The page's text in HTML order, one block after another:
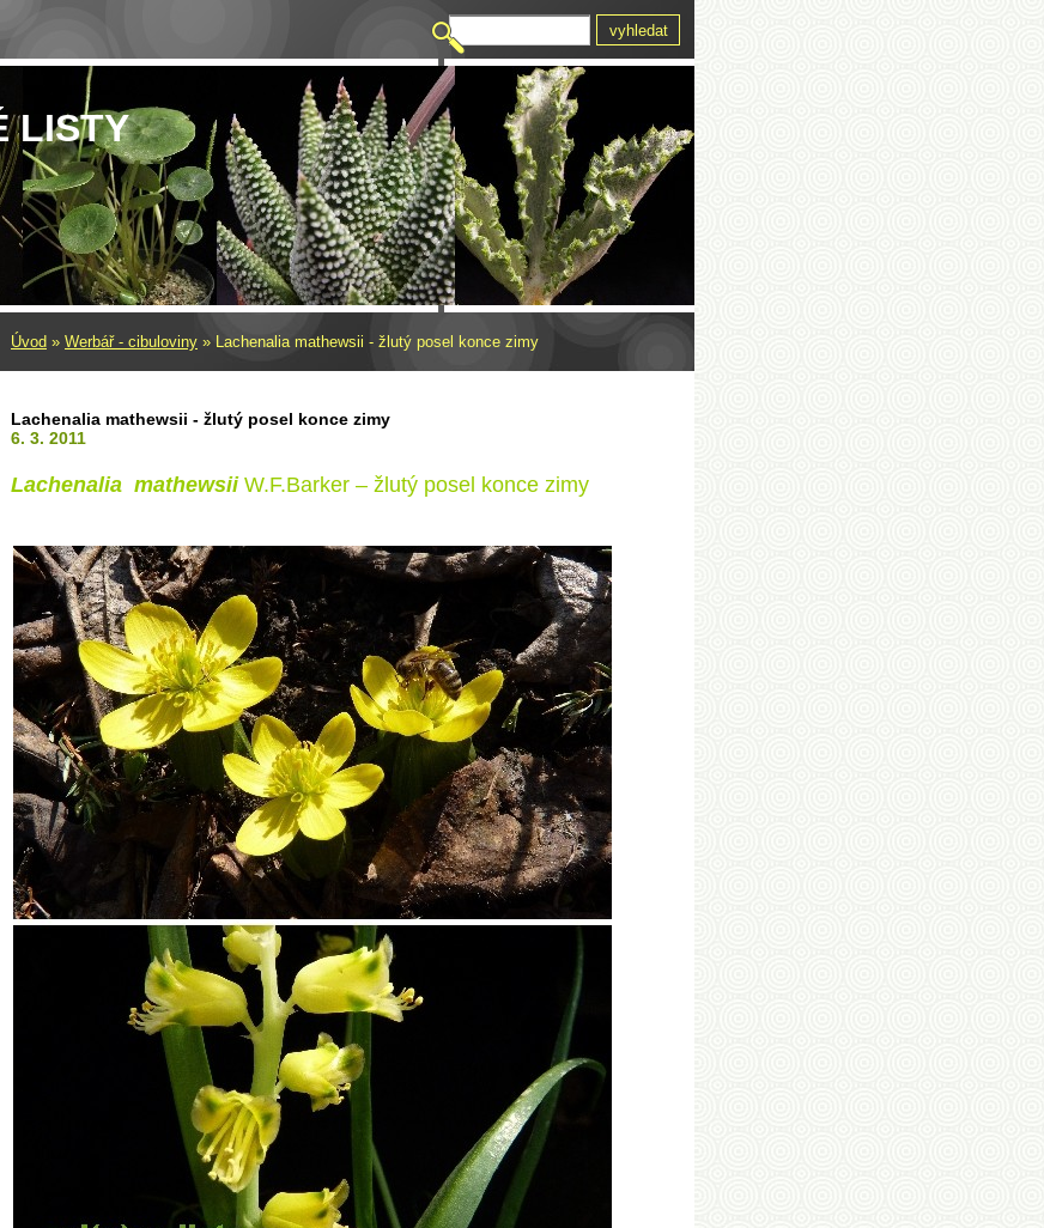
LISTY
Úvod » Werbář - cibuloviny » Lachenalia mathewsii - žlutý posel konce zimy
Lachenalia mathewsii - žlutý posel konce zimy
6. 3. 2011
Lachenalia mathewsiiW.F.Barker – žlutý posel konce zimy